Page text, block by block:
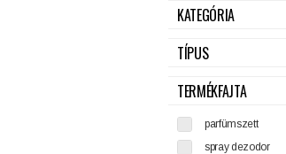
KATEGÓRIA
TÍPUS
TERMÉKFAJTA
parfümszett
spray dezodor